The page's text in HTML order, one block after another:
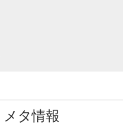
メタ情報